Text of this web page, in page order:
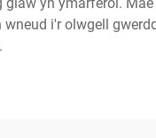
i'r olwgell